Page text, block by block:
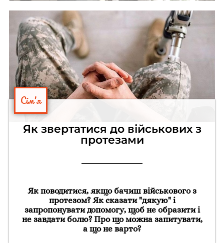
Сім'я
Як звертатися до військових з
протезами
Як поводитися, якщо бачиш військового з
протезом? Як сказати "дякую" і
запропонувати допомогу, щоб не образити і
не завдати болю? Про що можна запитувати,
а що не варто?